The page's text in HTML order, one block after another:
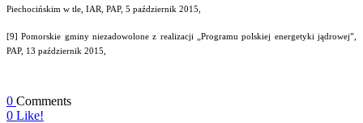
Piechocińskim w tle, IAR, PAP, 5 październik 2015,
[9] Pomorskie gminy niezadowolone z realizacji „Programu polskiej energetyki jądrowej”,
PAP, 13 październik 2015,
0 Comments
0 Like!